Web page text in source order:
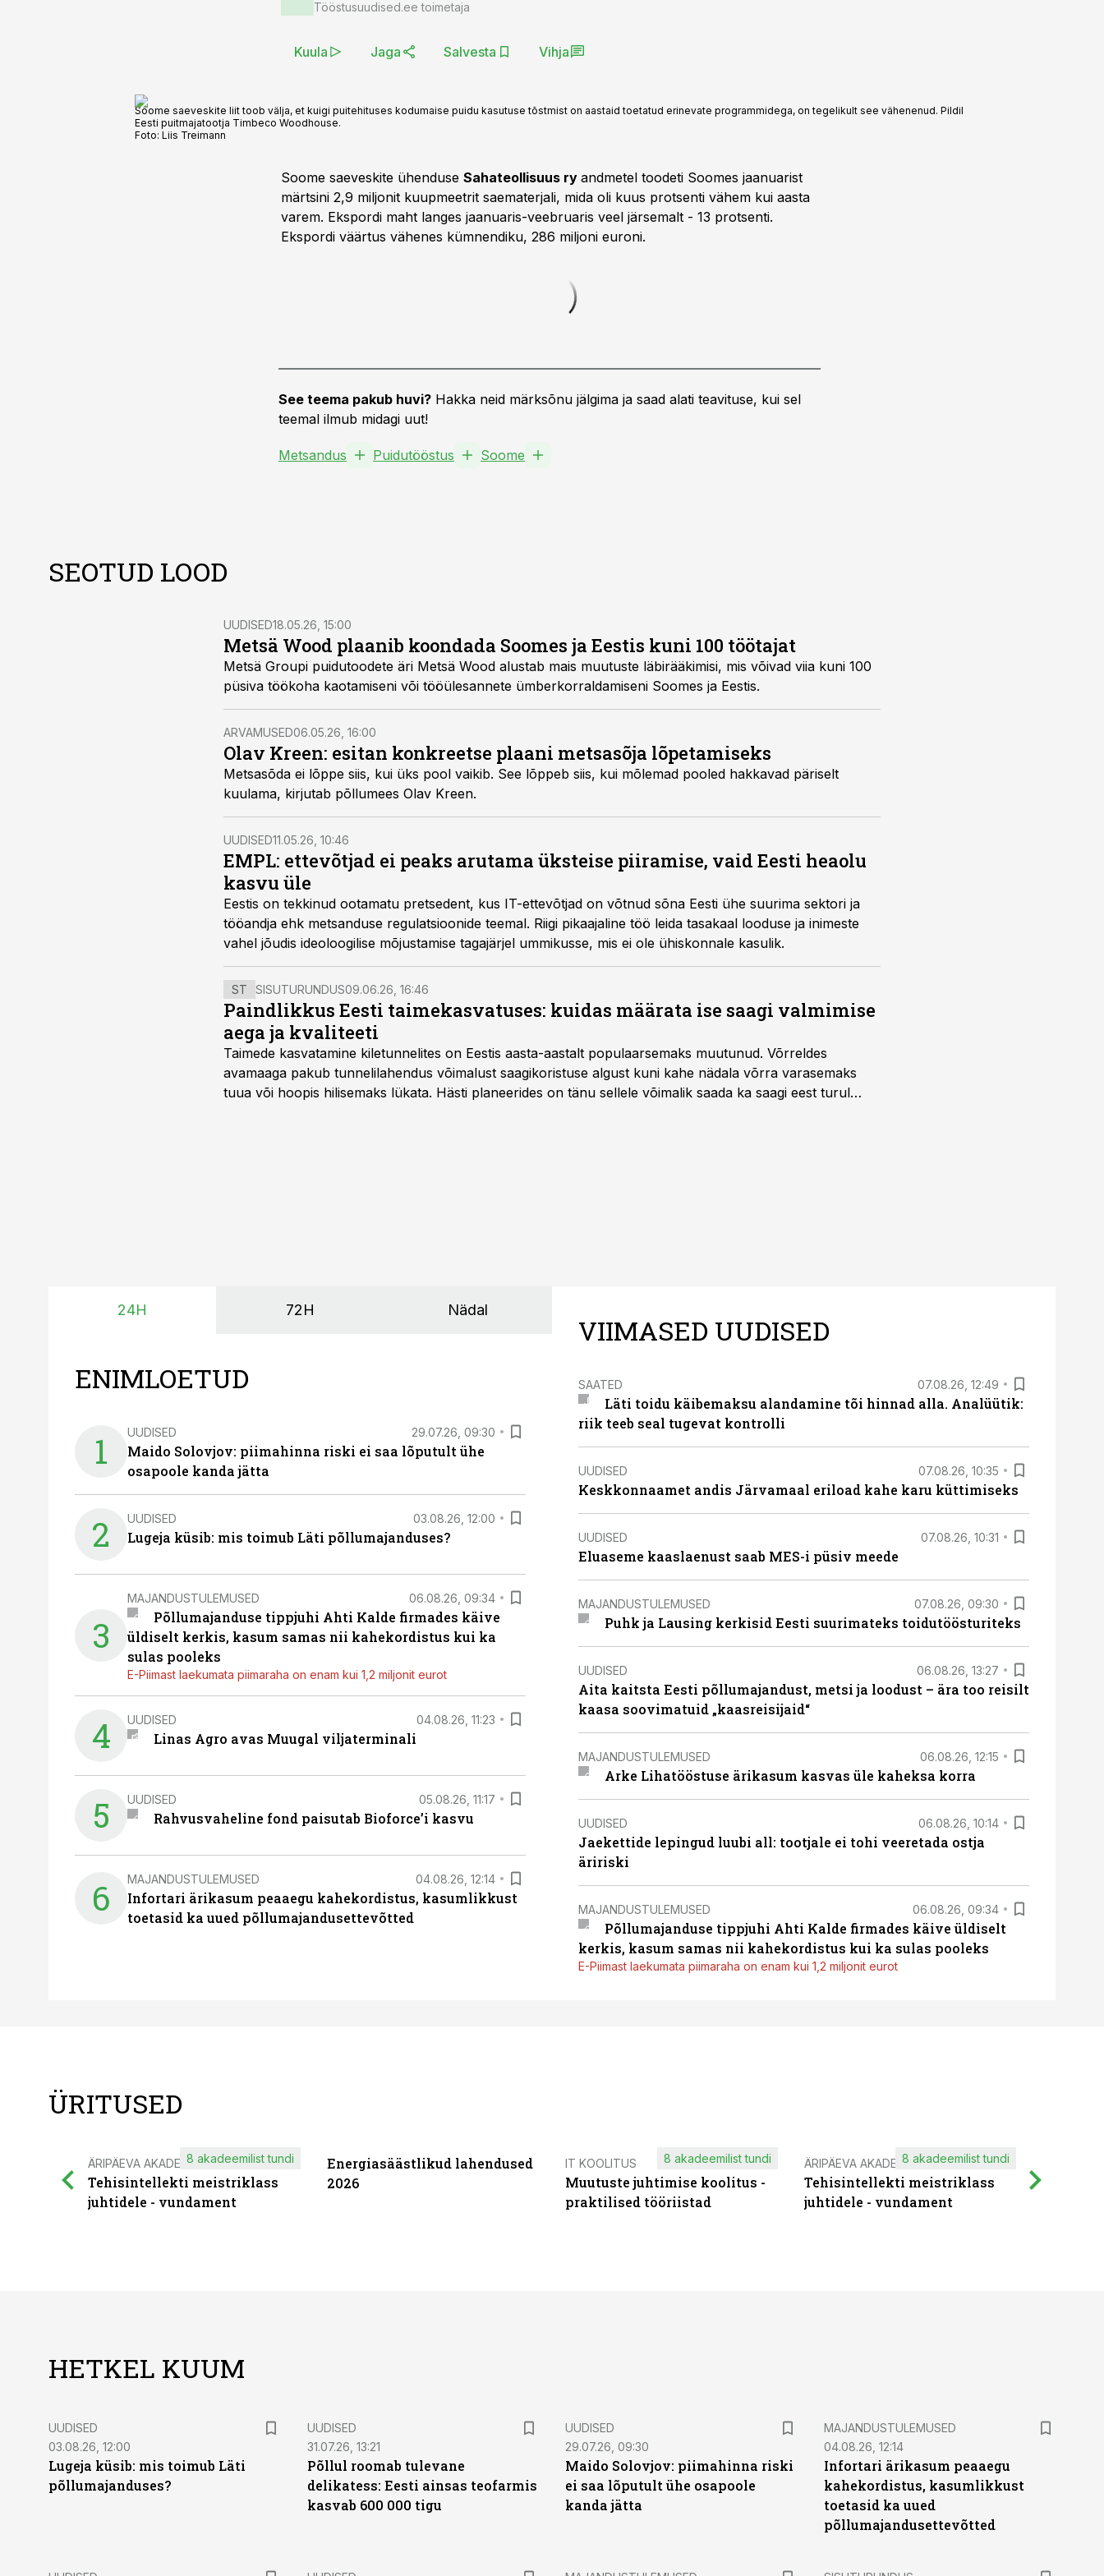
Tööstusuudised.ee toimetaja
Kuula Jaga Salvesta Vihja
Soome saeveskite liit toob välja, et kuigi puitehituses kodumaise puidu kasutuse tõstmist on aastaid toetatud erinevate programmidega, on tegelikult see vähenenud. Pildil
Eesti puitmajatootja Timbeco Woodhouse.
Foto: Liis Treimann
Soome saeveskite ühenduse Sahateollisuus ry andmetel toodeti Soomes jaanuarist
märtsini 2,9 miljonit kuupmeetrit saematerjali, mida oli kuus protsenti vähem kui aasta
varem. Ekspordi maht langes jaanuaris-veebruaris veel järsemalt - 13 protsenti.
Ekspordi väärtus vähenes kümnendiku, 286 miljoni euroni.
See teema pakub huvi? Hakka neid märksõnu jälgima ja saad alati teavituse, kui sel
teemal ilmub midagi uut!
Metsandus Puidutööstus Soome
SEOTUD LOOD
UUDISED18.05.26, 15:00
Metsä Wood plaanib koondada Soomes ja Eestis kuni 100 töötajat
Metsä Groupi puidutoodete äri Metsä Wood alustab mais muutuste läbirääkimisi, mis võivad viia kuni 100
püsiva töökoha kaotamiseni või tööülesannete ümberkorraldamiseni Soomes ja Eestis.
ARVAMUSED06.05.26, 16:00
Olav Kreen: esitan konkreetse plaani metsasõja lõpetamiseks
Metsasõda ei lõppe siis, kui üks pool vaikib. See lõppeb siis, kui mõlemad pooled hakkavad päriselt
kuulama, kirjutab põllumees Olav Kreen.
UUDISED11.05.26, 10:46
EMPL: ettevõtjad ei peaks arutama üksteise piiramise, vaid Eesti heaolu
kasvu üle
Eestis on tekkinud ootamatu pretsedent, kus IT-ettevõtjad on võtnud sõna Eesti ühe suurima sektori ja
tööandja ehk metsanduse regulatsioonide teemal. Riigi pikaajaline töö leida tasakaal looduse ja inimeste
vahel jõudis ideoloogilise mõjustamise tagajärjel ummikusse, mis ei ole ühiskonnale kasulik.
ST SISUTURUNDUS09.06.26, 16:46
Paindlikkus Eesti taimekasvatuses: kuidas määrata ise saagi valmimise
aega ja kvaliteeti
Taimede kasvatamine kiletunnelites on Eestis aasta-aastalt populaarsemaks muutunud. Võrreldes
avamaaga pakub tunnelilahendus võimalust saagikoristuse algust kuni kahe nädala võrra varasemaks
tuua või hoopis hilisemaks lükata. Hästi planeerides on tänu sellele võimalik saada ka saagi eest turul
24H 72H Nädal
ENIMLOETUD
1 UUDISED 29.07.26, 09:30
Maido Solovjov: piimahinna riski ei saa lõputult ühe
osapoole kanda jätta
2 UUDISED 03.08.26, 12:00
Lugeja küsib: mis toimub Läti põllumajanduses?
3
MAJANDUSTULEMUSED 06.08.26, 09:34
Põllumajanduse tippjuhi Ahti Kalde firmades käive
üldiselt kerkis, kasum samas nii kahekordistus kui ka
sulas pooleks
E-Piimast laekumata piimaraha on enam kui 1,2 miljonit eurot
4 UUDISED 04.08.26, 11:23
Linas Agro avas Muugal viljaterminali
5 UUDISED 05.08.26, 11:17
Rahvusvaheline fond paisutab Bioforce’i kasvu
6 MAJANDUSTULEMUSED 04.08.26, 12:14
Infortari ärikasum peaaegu kahekordistus, kasumlikkust
toetasid ka uued põllumajandusettevõtted
VIIMASED UUDISED
SAATED 07.08.26, 12:49
Läti toidu käibemaksu alandamine tõi hinnad alla. Analüütik:
riik teeb seal tugevat kontrolli
UUDISED 07.08.26, 10:35
Keskkonnaamet andis Järvamaal eriload kahe karu küttimiseks
UUDISED 07.08.26, 10:31
Eluaseme kaaslaenust saab MES-i püsiv meede
MAJANDUSTULEMUSED 07.08.26, 09:30
Puhk ja Lausing kerkisid Eesti suurimateks toidutöösturiteks
UUDISED 06.08.26, 13:27
Aita kaitsta Eesti põllumajandust, metsi ja loodust – ära too reisilt
kaasa soovimatuid „kaasreisijaid“
MAJANDUSTULEMUSED 06.08.26, 12:15
Arke Lihatööstuse ärikasum kasvas üle kaheksa korra
UUDISED 06.08.26, 10:14
Jaekettide lepingud luubi all: tootjale ei tohi veeretada ostja
äririski
MAJANDUSTULEMUSED 06.08.26, 09:34
Põllumajanduse tippjuhi Ahti Kalde firmades käive üldiselt
kerkis, kasum samas nii kahekordistus kui ka sulas pooleks
E-Piimast laekumata piimaraha on enam kui 1,2 miljonit eurot
ÜRITUSED
ÄRIPÄEVA AKADEEMIA
Tehisintellekti meistriklass
juhtidele - vundament
8 akadeemilist tundi
Energiasäästlikud lahendused
2026
IT KOOLITUS
Muutuste juhtimise koolitus -
praktilised tööriistad
8 akadeemilist tundi ÄRIPÄEVA AKADEEMIA
Tehisintellekti meistriklass
juhtidele - vundament
8 akadeemilist tundi
HETKEL KUUM
UUDISED
03.08.26, 12:00
Lugeja küsib: mis toimub Läti
põllumajanduses?
UUDISED
31.07.26, 13:21
Põllul roomab tulevane
delikatess: Eesti ainsas teofarmis
kasvab 600 000 tigu
UUDISED
29.07.26, 09:30
Maido Solovjov: piimahinna riski
ei saa lõputult ühe osapoole
kanda jätta
MAJANDUSTULEMUSED
04.08.26, 12:14
Infortari ärikasum peaaegu
kahekordistus, kasumlikkust
toetasid ka uued
põllumajandusettevõtted
ST